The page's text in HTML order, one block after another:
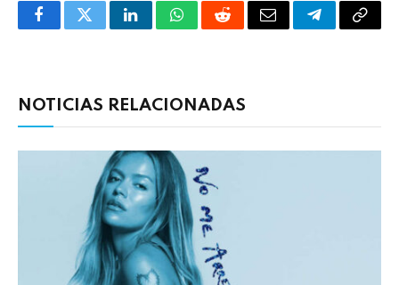
FacebookTwitterLinkedInWhatsAppRedditCorreoTelegrama
NOTICIAS RELACIONADAS